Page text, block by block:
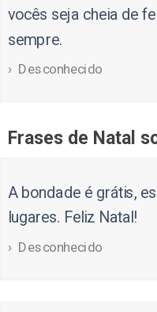
vocês seja cheia de
sempre.
Desconhecido
Frases de Natal
A bondade é grátis,
lugares. Feliz Natal!
Desconhecido